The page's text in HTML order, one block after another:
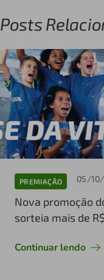
Posts
PREMIAÇÃO 05/
Nova promoção
sorteia mais de
Continuar lendo